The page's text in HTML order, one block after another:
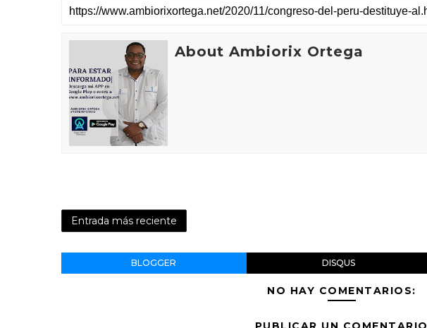
About Ambiorix Ortega
Entrada más reciente
BLOGGER DISQUS
NO HAY COMENTARIOS: